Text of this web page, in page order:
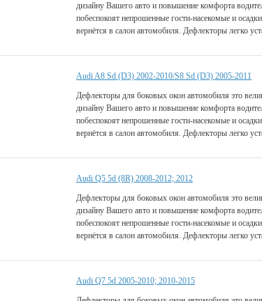
дизайну Вашего авто и повышение комфорта
побеспокоят непрошенные гости-насекомые и
вернётся в салон автомобиля. Дефлекторы легко
Audi A8 Sd (D3) 2002-2010/S8 Sd (D3) 2005-2011
Дефлекторы для боковых окон автомобиля это
дизайну Вашего авто и повышение комфорта
побеспокоят непрошенные гости-насекомые и
вернётся в салон автомобиля. Дефлекторы легко
Audi Q5 5d (8R) 2008-2012; 2012
Дефлекторы для боковых окон автомобиля это
дизайну Вашего авто и повышение комфорта
побеспокоят непрошенные гости-насекомые и
вернётся в салон автомобиля. Дефлекторы легко
Audi Q7 5d 2005-2010; 2010-2015